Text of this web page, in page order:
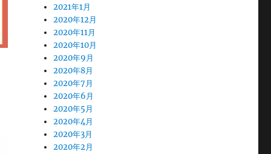
2021年1月
2020年12月
2020年11月
2020年10月
2020年9月
2020年8月
2020年7月
2020年6月
2020年5月
2020年4月
2020年3月
2020年2月